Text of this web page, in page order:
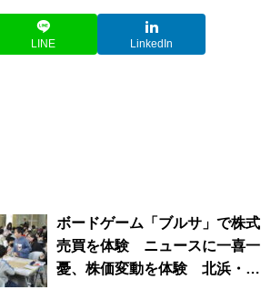
LINE LinkedIn
ボードゲーム「ブルサ」で株式
売買を体験 ニュースに一喜一
憂、株価変動を体験 北浜・大